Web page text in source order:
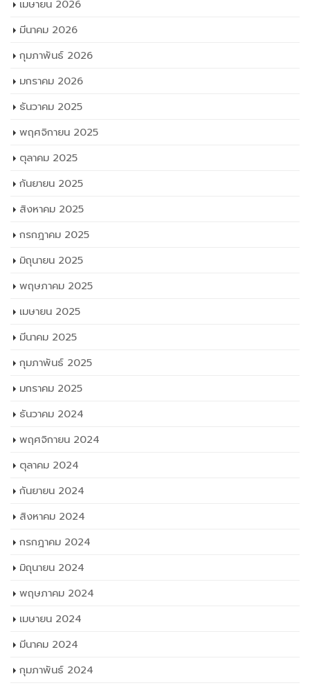
กุมภาพันธ์ 2026
มกราคม 2026
ธันวาคม 2025
พฤศจิกายน 2025
ตุลาคม 2025
กันยายน 2025
สิงหาคม 2025
กรกฎาคม 2025
มิถุนายน 2025
พฤษภาคม 2025
เมษายน 2025
มีนาคม 2025
กุมภาพันธ์ 2025
มกราคม 2025
ธันวาคม 2024
พฤศจิกายน 2024
ตุลาคม 2024
กันยายน 2024
สิงหาคม 2024
กรกฎาคม 2024
มิถุนายน 2024
พฤษภาคม 2024
เมษายน 2024
มีนาคม 2024
กุมภาพันธ์ 2024
มกราคม 2024
ธันวาคม 2023